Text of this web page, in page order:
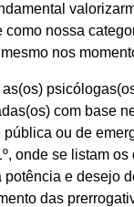
nossa
nos
com base
ou de
onde se listam
e desejo
das